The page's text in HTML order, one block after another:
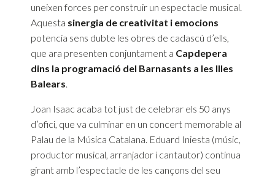
uneixen forces per construir un espectacle musical.
Aquesta sinergia de creativitat i emocions
potencia sens dubte les obres de cadascú d’ells,
que ara presenten conjuntament a Capdepera
dins la programació del Barnasants a les Illes
Balears
Joan Isaac acaba tot just de celebrar els 50 anys
d’ofici, que va culminar en un concert memorable al
Palau de la Música Catalana. Eduard Iniesta (músic,
productor musical, arranjador i cantautor) continua
girant amb l’espectacle de les cançons del seu